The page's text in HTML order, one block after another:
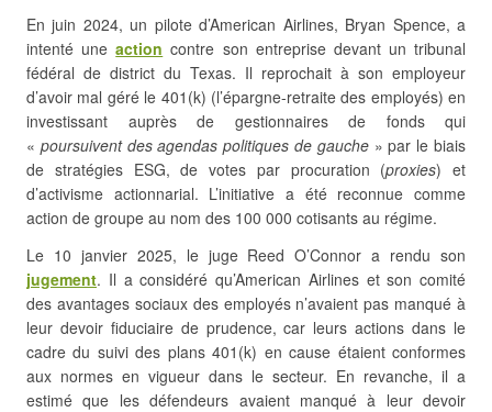
En juin 2024, un pilote d’American Airlines, Bryan Spence, a
intenté uneaction contre son entreprise devant un tribunal
fédéral de district du Texas. Il reprochait à son employeur
d’avoir mal géré le 401(k) (l’épargne-retraite des employés) en
investissant auprès de gestionnaires de fondsqui
« poursuivent des agendas politiques de gauche » par le biais
de stratégies ESG, de votes par procuration (proxies) et
d’activisme actionnarial. L’initiative a été reconnue comme
action de groupe au nom des 100 000 cotisants au régime.
Le 10 janvier 2025, le juge Reed O’Connor a rendu son
jugement. Il a considéré qu’American Airlines et son comité
des avantages sociaux des employés n’avaient pas manqué à
leur devoir fiduciaire de prudence, car leurs actions dans le
cadre du suivi des plans 401(k) en cause étaient conformes
aux normes en vigueur dans le secteur. En revanche, il a
estimé que les défendeurs avaient manqué à leur devoir